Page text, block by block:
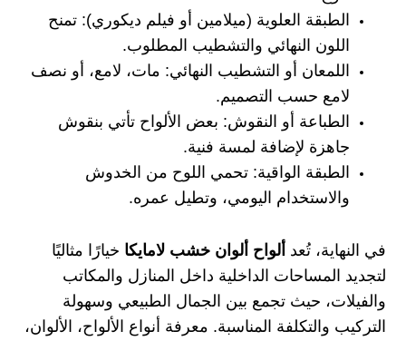
الطبقة العلوية (ميلامين أو فيلم ديكوري): تمنح
اللون النهائي والتشطيب المطلوب.
اللمعان أو التشطيب النهائي: مات، لامع، أو نصف
لامع حسب التصميم.
الطباعة أو النقوش: بعض الألواح تأتي بنقوش
جاهزة لإضافة لمسة فنية.
الطبقة الواقية: تحمي اللوح من الخدوش
والاستخدام اليومي، وتطيل عمره.
في النهاية، تُعد ألواح ألوان خشب لامايكا خيارًا مثاليًا
لتجديد المساحات الداخلية داخل المنازل والمكاتب
والفيلات، حيث تجمع بين الجمال الطبيعي وسهولة
التركيب والتكلفة المناسبة. معرفة أنواع الألواح، الألوان،